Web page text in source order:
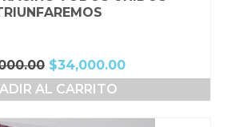
El
precio
original
$34,000.00El
precio
AL CARRITO